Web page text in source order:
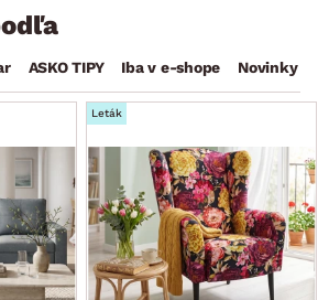
ASKO TIPY Iba v e-shope Novinky
Leták